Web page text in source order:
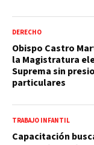
DERECHO
Obispo Castro
la Magistratura
Suprema sin
particulares
TRABAJO INFANTIL
Capacitación